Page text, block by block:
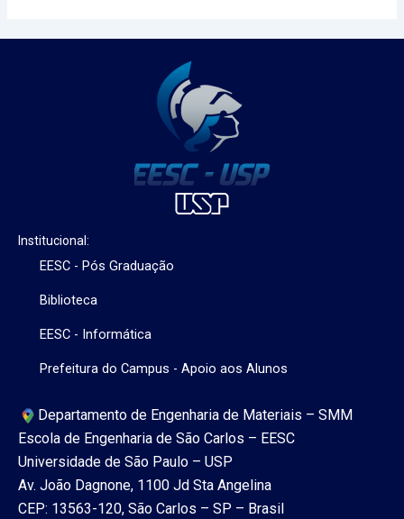
Institucional:
EESC - Pós Graduação
Biblioteca
EESC - Informática
Prefeitura do Campus - Apoio aos Alunos
Departamento de Engenharia de Materiais – SMM
Escola de Engenharia de São Carlos – EESC
Universidade de São Paulo – USP
Av. João Dagnone, 1100 Jd Sta Angelina
CEP: 13563-120, São Carlos – SP – Brasil